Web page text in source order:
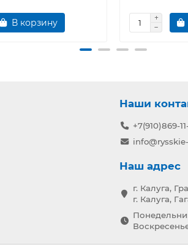
В корзину
Наши
+7(910)869-
Наш адрес
г. Калуга,
г. Калуга,